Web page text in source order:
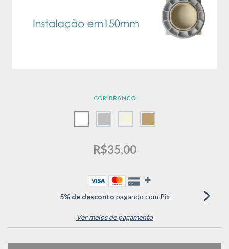
COR: BRANCO
R$35,00
5% de desconto pagando com Pix
Ver meios de pagamento